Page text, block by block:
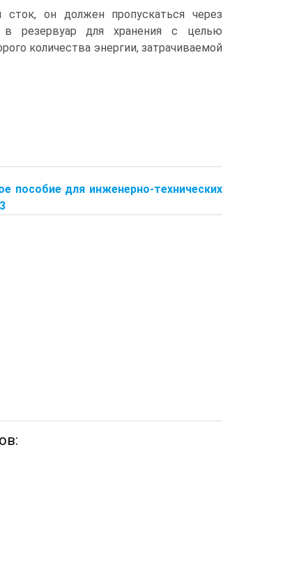
сток, он должен пропускаться через
в резервуар для хранения с целью
количества энергии, затрачиваемой
пособие для инженерно-технических